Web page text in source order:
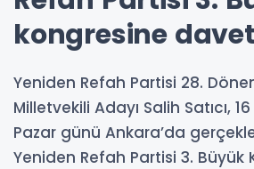
kongresine davet
Yeniden Refah Partisi 28.
Milletvekili Adayı Salih Satıcı,
Pazar günü Ankara’da
Yeniden Refah Partisi 3. Büyük